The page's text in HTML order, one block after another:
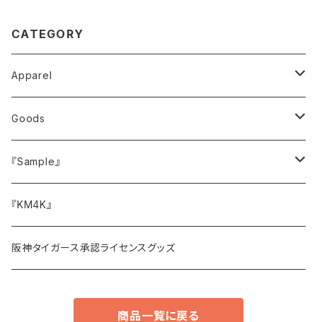
CATEGORY
Apparel
トップス
Tシャツ
スウェット
ボトムス
Goods
キャップ・ハット
バッグ
その他小物
『Sample』
サイドメニュー
『KM4K』
阪神タイガース承認ライセンスグッズ
商品一覧に戻る